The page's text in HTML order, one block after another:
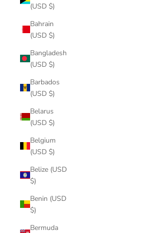
(USD $)
Bahrain
(USD $)
Bangladesh
(USD $)
Barbados
(USD $)
Belarus
(USD $)
Belgium
(USD $)
Belize (USD
$)
Benin (USD
$)
Bermuda